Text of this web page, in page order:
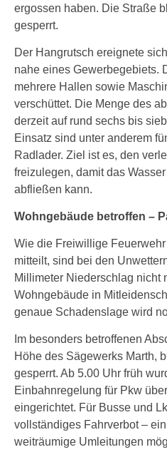
ergossen haben. Die Straße
gesperrt.
Der Hangrutsch ereignete
nahe eines Gewerbegebiets.
mehrere Hallen sowie
verschüttet. Die Menge des
derzeit auf rund sechs bis
Einsatz sind unter anderem
Radlader. Ziel ist es, den
freizulegen, damit das
abfließen kann.
Wohngebäude betroffen –
Wie die Freiwillige
mitteilt, sind bei den
Millimeter Niederschlag nicht
Wohngebäude in
genaue Schadenslage wird
Im besonders betroffenen
Höhe des Sägewerks Marth,
gesperrt. Ab 5.00 Uhr früh
Einbahnregelung für Pkw
eingerichtet. Für Busse und
vollständiges Fahrverbot –
weiträumige Umleitungen